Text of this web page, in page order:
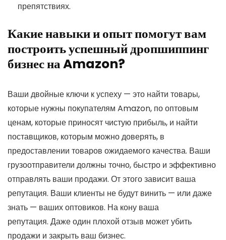
препятствиях.
Какие навыки и опыт помогут вам
построить успешный дропшиппинг
бизнес на Amazon?
Ваши двойные ключи к успеху — это найти товары,
которые нужны покупателям Amazon, по оптовым
ценам, которые приносят чистую прибыль, и найти
поставщиков, которым можно доверять, в
предоставлении товаров ожидаемого качества. Ваши
грузоотправители должны точно, быстро и эффективно
отправлять ваши продажи. От этого зависит ваша
репутация. Ваши клиенты не будут винить — или даже
знать — ваших оптовиков. На кону ваша
репутация. Даже один плохой отзыв может убить
продажи и закрыть ваш бизнес.